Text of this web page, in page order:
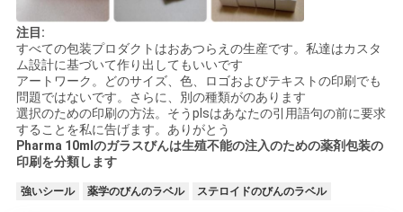
注目:
すべての包装プロダクトはおあつらえの生産です。私達はカスタ
ム設計に基づいて作り出してもいいです
アートワーク。どのサイズ、色、ロゴおよびテキストの印刷でも
問題ではないです。さらに、別の種類がのあります
選択のための印刷の方法。そうplsはあなたの引用語句の前に要求
することを私に告げます。ありがとう
Pharma 10mlのガラスびんは生殖不能の注入のための薬剤包装の
印刷を分類します
強いシール 薬学のびんのラベル ステロイドのびんのラベル